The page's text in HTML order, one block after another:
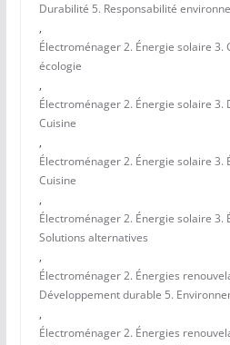
Durabilité 5. Responsabilité
,
Électroménager 2. Énergie solaire 3.
écologie
,
Électroménager 2. Énergie solaire 3.
Cuisine
,
Électroménager 2. Énergie solaire 3.
Cuisine
,
Électroménager 2. Énergie solaire 3.
Solutions alternatives
,
Électroménager 2. Énergies
Développement durable 5.
,
Électroménager 2. Énergies